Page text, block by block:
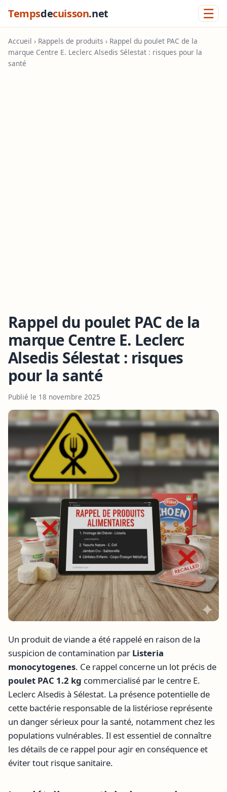
Tempsdecuisson.net ☰
Accueil › Rappels de produits › Rappel du poulet PAC de la
marque Centre E. Leclerc Alsedis Sélestat : risques pour la
santé
Rappel du poulet PAC de la
marque Centre E. Leclerc
Alsedis Sélestat : risques
pour la santé
Publié le 18 novembre 2025
Un produit de viande a été rappelé en raison de la
suspicion de contamination par Listeria
monocytogenes. Ce rappel concerne un lot précis de
poulet PAC 1.2 kg commercialisé par le centre E.
Leclerc Alsedis à Sélestat. La présence potentielle de
cette bactérie responsable de la listériose représente
un danger sérieux pour la santé, notamment chez les
populations vulnérables. Il est essentiel de connaître
les détails de ce rappel pour agir en conséquence et
éviter tout risque sanitaire.